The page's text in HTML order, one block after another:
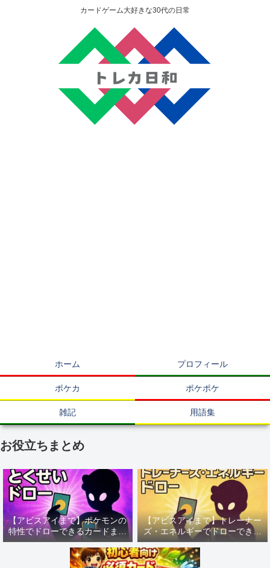
カードゲーム大好きな30代の日常
ホーム プロフィール
ポケカ ポケポケ
雑記 用語集
お役立ちまとめ
【アビスアイまで】ポケモンの
特性でドローできるカードまと
め【H・I・J】
【アビスアイまで】トレーナー
ズ・エネルギーでドローできる
カードまとめ【H・I・J】